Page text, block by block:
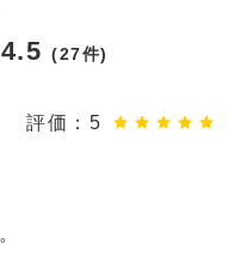
4.5 (27件)
評価： 5